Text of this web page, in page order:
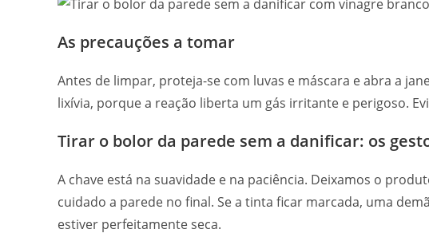
As precauções a tomar
Antes de limpar, proteja-se com luvas e máscara e abra a
lixívia, porque a reação liberta um gás irritante e perigoso.
Tirar o bolor da parede sem a danificar: os
A chave está na suavidade e na paciência. Deixamos o
cuidado a parede no final. Se a tinta ficar marcada, uma
estiver perfeitamente seca.